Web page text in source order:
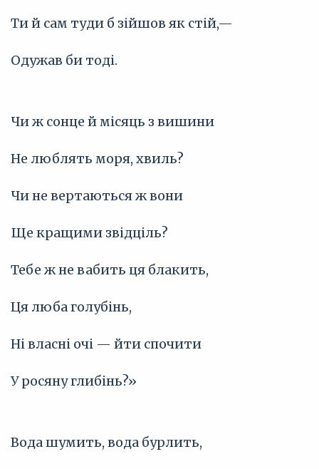
Ти й сам туди б зійшов як стій,—
Одужав би тоді.
Чи ж сонце й місяць з вишини
Не люблять моря, хвиль?
Чи не вертаються ж вони
Ще кращими звідціль?
Тебе ж не вабить ця блакить,
Ця люба голубінь,
Ні власні очі — йти спочити
У росяну глибінь?»
Вода шумить, вода бурлить,